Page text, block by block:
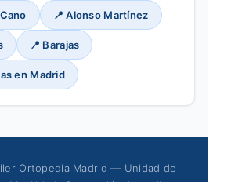
📍 Alonso Martínez
📍 Barajas
en Madrid
Ortopedia Madrid — Unidad de